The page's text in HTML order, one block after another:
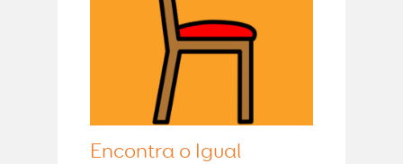
Encontra o Igual